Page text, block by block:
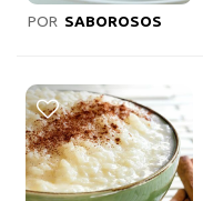
POR SABOROSOS